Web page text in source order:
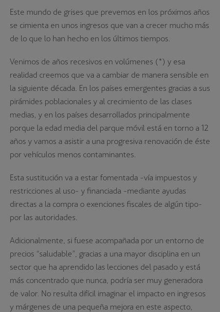
Este mundo de grises que prevemos en los próximos años
se cimienta en unos ingresos que van a crecer mucho más
de lo que lo han hecho en los últimos tiempos.
Venimos de años recesivos en volúmenes (*) y esa
realidad creemos que va a cambiar de manera sensible en
la siguiente década. En los países emergentes gracias a sus
pirámides poblacionales y al crecimiento de las clases
medias, y en los países desarrollados principalmente
porque la edad media del parque móvil está en torno a 12
años y vamos a asistir a una progresiva renovación de éste
por vehículos menos contaminantes.
Esta sustitución va a estar fomentada -vía impuestos y
restricciones al uso- y financiada -mediante ayudas
directas a la compra o exenciones fiscales de algún tipo-
por las autoridades.
Adicionalmente, si fuese acompañada por un entorno de
precios “saludable”, gracias a una mayor disciplina en un
sector que ha aprendido las lecciones del pasado y está
más concentrado que nunca, podría ser muy generadora
de valor. No resulta difícil imaginar el impacto en ingresos
y márgenes de una pequeña mejora en este aspecto,